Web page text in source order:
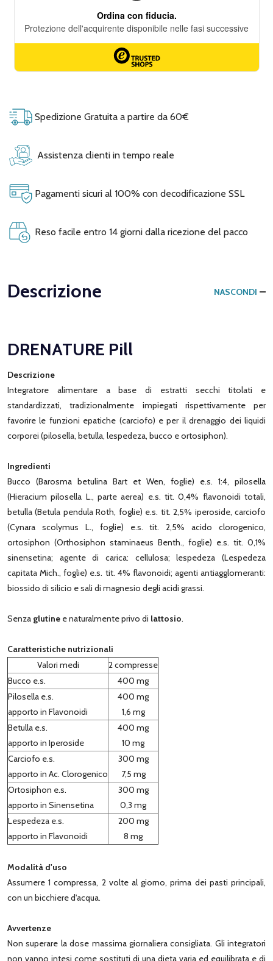
Spedizione Gratuita a partire da 60€
Assistenza clienti in tempo reale
Pagamenti sicuri al 100% con decodificazione SSL
Reso facile entro 14 giorni dalla ricezione del pacco
Descrizione NASCONDI
DRENATURE Pill
Descrizione
Integratore alimentare a base di estratti secchi titolati e
standardizzati, tradizionalmente impiegati rispettivamente per
favorire le funzioni epatiche (carciofo) e per il drenaggio dei liquidi
corporei (pilosella, betulla, lespedeza, bucco e ortosiphon).
Ingredienti
Bucco (Barosma betulina Bart et Wen, foglie) e.s. 1:4, pilosella
(Hieracium pilosella L., parte aerea) e.s. tit. 0,4% flavonoidi totali,
betulla (Betula pendula Roth, foglie) e.s. tit. 2,5% iperoside, carciofo
(Cynara scolymus L., foglie) e.s. tit. 2,5% acido clorogenico,
ortosiphon (Orthosiphon staminaeus Benth., foglie) e.s. tit. 0,1%
sinensetina; agente di carica: cellulosa; lespedeza (Lespedeza
capitata Mich., foglie) e.s. tit. 4% flavonoidi; agenti antiagglomeranti:
biossido di silicio e sali di magnesio degli acidi grassi.
Senza glutine e naturalmente privo di lattosio.
Caratteristiche nutrizionali
Valori medi
2 compresse
Bucco e.s.
400 mg
Pilosella e.s.
apporto in Flavonoidi
400 mg
1,6 mg
Betulla e.s.
apporto in Iperoside
400 mg
10 mg
Carciofo e.s.
apporto in Ac. Clorogenico
300 mg
7,5 mg
Ortosiphon e.s.
apporto in Sinensetina
300 mg
0,3 mg
Lespedeza e.s.
apporto in Flavonoidi
200 mg
8 mg
Modalità d'uso
Assumere 1 compressa, 2 volte al giorno, prima dei pasti principali,
con un bicchiere d'acqua.
Avvertenze
Non superare la dose massima giornaliera consigliata. Gli integratori
non vanno intesi come sostituti di una dieta varia ed equilibrata e di